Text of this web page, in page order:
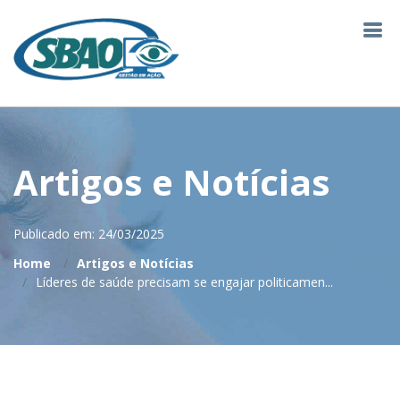
Artigos e Notícias
Publicado em: 24/03/2025
Home
Artigos e Notícias
Líderes de saúde precisam se engajar politicamen...